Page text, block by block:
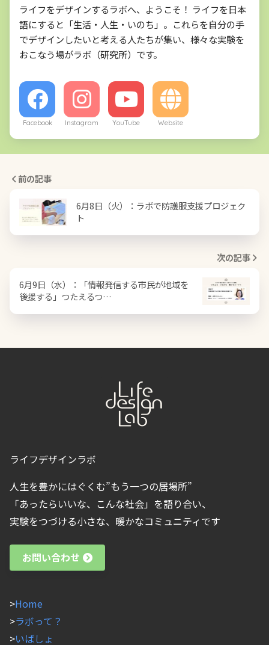
ライフをデザインするラボへ、ようこそ！ ライフを日本
語にすると「生活・人生・いのち」。これらを自分の手
でデザインしたいと考える人たちが集い、様々な実験を
おこなう場がラボ（研究所）です。
Facebook Instagram YouTube Website
前の記事
6月8日（火）：ラボで防護服支援プロジェク
ト
次の記事
6月9日（水）：「情報発信する市民が地域を
後援する」つたえるつ…
ライフデザインラボ
人生を豊かにはぐくむ”もう一つの居場所”
「あったらいいな、こんな社会」を語り合い、
実験をつづける小さな、暖かなコミュニティです
お問い合わせ
>Home
>ラボって？
>いばしょ